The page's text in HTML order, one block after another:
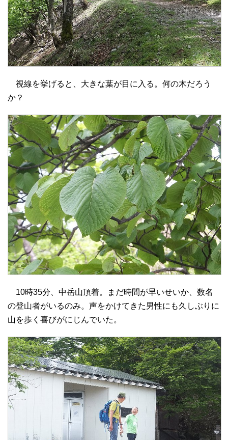
視線を挙げると、大きな葉が目に入る。何の木だろう
か？
10時35分、中岳山頂着。まだ時間が早いせいか、数名
の登山者がいるのみ。声をかけてきた男性にも久しぶりに
山を歩く喜びがにじんでいた。